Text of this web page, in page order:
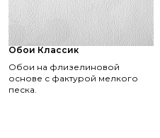
Обои Классик
Обои на флизелиновой
основе с фактурой мелкого
песка.